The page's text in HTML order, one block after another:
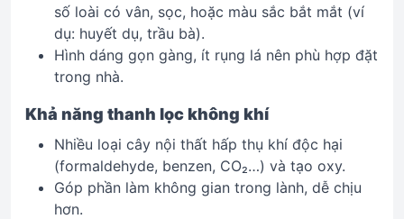
số loài có vân, sọc, hoặc màu sắc bắt mắt (ví
dụ: huyết dụ, trầu bà).
Hình dáng gọn gàng, ít rụng lá nên phù hợp đặt
trong nhà.
Khả năng thanh lọc không khí
Nhiều loại cây nội thất hấp thụ khí độc hại
(formaldehyde, benzen, CO₂…) và tạo oxy.
Góp phần làm không gian trong lành, dễ chịu
hơn.